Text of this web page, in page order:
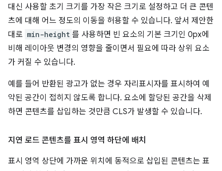
대신 사용할 초기 크기를 가장 작은 크기로 설정하고 더 큰 콘텐
츠에 대해 어느 정도의 이동을 허용할 수 있습니다. 앞서 제안한
대로 min-height 를 사용하면 빈 요소의 기본 크기인 0px에
비해 레이아웃 변경의 영향을 줄이면서 필요에 따라 상위 요소
가 커질 수 있습니다.
예를 들어 반환된 광고가 없는 경우 자리표시자를 표시하여 예
약된 공간이 접히지 않도록 합니다. 요소에 할당된 공간을 삭제
하면 콘텐츠를 삽입하는 것만큼 CLS가 발생할 수 있습니다.
지연 로드 콘텐츠를 표시 영역 하단에 배치
표시 영역 상단에 가까운 위치에 동적으로 삽입된 콘텐츠는 표